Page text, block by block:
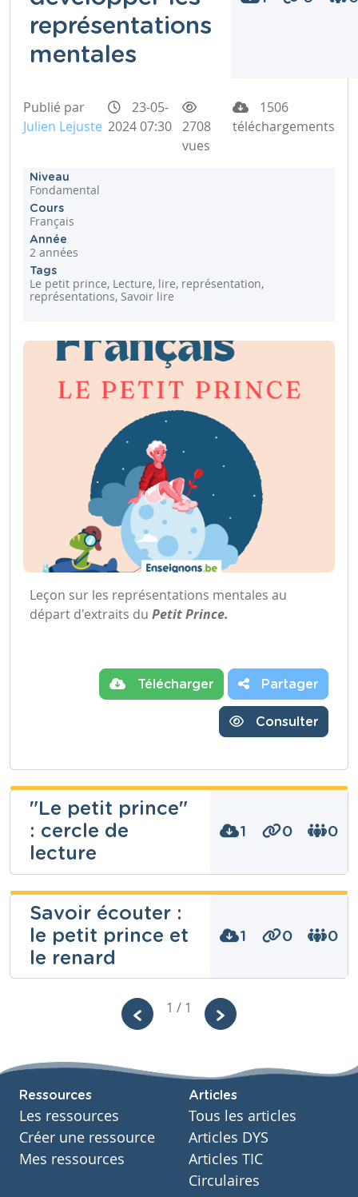
représentations
mentales
Publié par
Julien Lejuste
23-05-
2024 07:30 2708
vues
1506
téléchargements
Niveau
Fondamental
Cours
Français
Année
2 années
Tags
Le petit prince, Lecture, lire, représentation,
représentations, Savoir lire
Leçon sur les représentations mentales au
départ d'extraits du Petit Prince.
Télécharger Partager
Consulter
"Le petit prince"
: cercle de
lecture
1 0 0
Virgile
Donneaux
Niveau
Secondaire
cercle de lecture, Lecture, lecture accompagnée,
lecture analyse, lecture intégrale, Lecture
Savoir écouter :
le petit prince et
le renard
1 0 0
Fondamental
Français
Année
Primaire – Sixième année
Tags
écouter, lire
1 / 1
Ressources
Les ressources
Créer une ressource
Mes ressources
Articles
Tous les articles
Articles DYS
Articles TIC
Circulaires